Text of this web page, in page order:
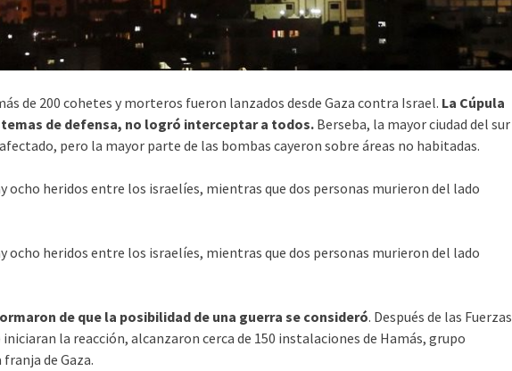
de 200 cohetes y morteros fueron lanzados desde Gaza contra Israel. La Cúpula
de defensa, no logró interceptar a todos. Berseba, la mayor ciudad del sur
pero la mayor parte de las bombas cayeron sobre áreas no habitadas.
ocho heridos entre los israelíes, mientras que dos personas murieron del lado
ocho heridos entre los israelíes, mientras que dos personas murieron del lado
de que la posibilidad de una guerra se consideró. Después de las Fuerzas
iniciaran la reacción, alcanzaron cerca de 150 instalaciones de Hamás, grupo
de Gaza.